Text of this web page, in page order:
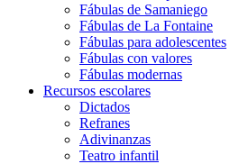
Fábulas de Samaniego
Fábulas de La Fontaine
Fábulas para adolescentes
Fábulas con valores
Fábulas modernas
Recursos escolares
Dictados
Refranes
Adivinanzas
Teatro infantil